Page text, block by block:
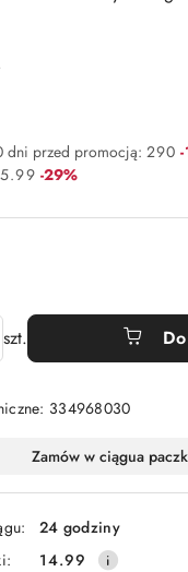
dni przed promocją: 290
Rabat:
-29%
szt.
334968030
Zamów w ciągua
24 godziny
14.99